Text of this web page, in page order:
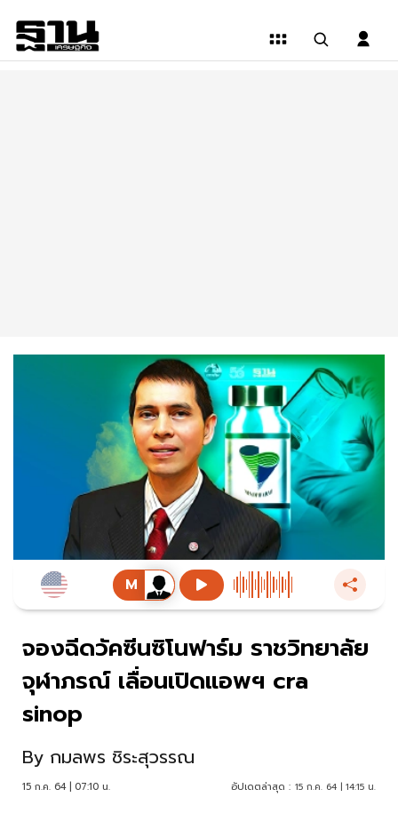
จองฉีดวัคซีนซิโนฟาร์ม ราชวิทยาลัย
จุฬาภรณ์ เลื่อนเปิดแอพฯ cra
sinop
By กมลพร ชิระสุวรรณ
15 ก.ค. 64 | 07:10 น. อัปเดตล่าสุด : 15 ก.ค. 64 | 14:15 น.